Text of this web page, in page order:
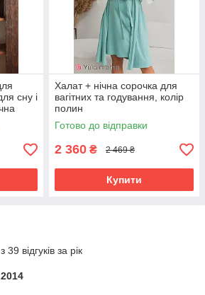
сну і
Халат + нічна сорочка для
вагітних та годування, колір
полин
Готово до відправки
2 360 ₴ 2 469 ₴
Купити
відгуків за рік